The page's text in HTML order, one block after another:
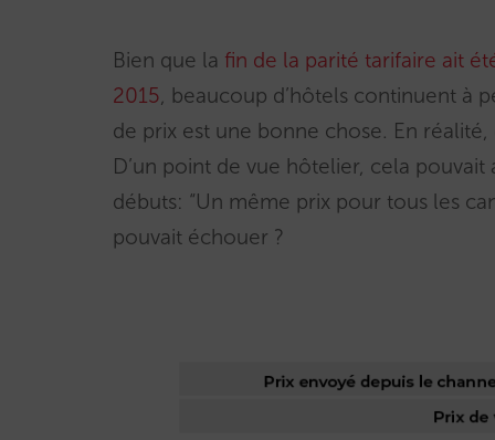
Bien que la fin de la parité tarifaire ait
2015, beaucoup d’hôtels continuent à
de prix est une bonne chose. En réalité,
D’un point de vue hôtelier, cela pouvait
débuts: “Un même prix pour tous les
pouvait échouer ?